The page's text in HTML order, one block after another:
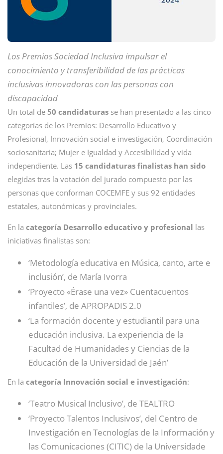
Los Premios Sociedad Inclusiva impulsar el
conocimiento y transferibilidad de las prácticas
inclusivas innovadoras con las personas con
discapacidad
Un total de 50 candidaturas se han presentado a las cinco
categorías de los Premios: Desarrollo Educativo y
Profesional, Innovación social e investigación, Coordinación
sociosanitaria; Mujer e Igualdad y Accesibilidad y vida
independiente. Las 15 candidaturas finalistas han sido
elegidas tras la votación del jurado compuesto por las
personas que conforman COCEMFE y sus 92 entidades
estatales, autonómicas y provinciales.
En la categoría Desarrollo educativo y profesional las
iniciativas finalistas son:
‘Metodología educativa en Música, canto, arte e
inclusión’, de María Ivorra
‘Proyecto «Érase una vez» Cuentacuentos
infantiles’, de APROPADIS 2.0
‘La formación docente y estudiantil para una
educación inclusiva. La experiencia de la
Facultad de Humanidades y Ciencias de la
Educación de la Universidad de Jaén’
En la categoría Innovación social e investigación:
‘Teatro Musical Inclusivo’, de TEALTRO
‘Proyecto Talentos Inclusivos’, del Centro de
Investigación en Tecnologías de la Información y
las Comunicaciones (CITIC) de la Universidade